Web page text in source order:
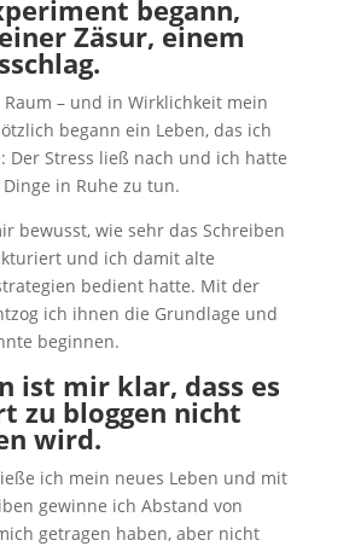
begann,
Zäsur, einem
Raum – und in Wirklichkeit mein
begann ein Leben, das ich
Der Stress ließ nach und ich hatte
in Ruhe zu tun.
bewusst, wie sehr das Schreiben
und ich damit alte
bedient hatte. Mit der
ich ihnen die Grundlage und
beginnen.
ist mir klar, dass es
zu bloggen nicht
wird.
ich mein neues Leben und mit
gewinne ich Abstand von
getragen haben, aber nicht